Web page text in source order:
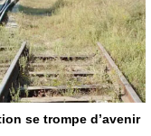
se trompe d’avenir